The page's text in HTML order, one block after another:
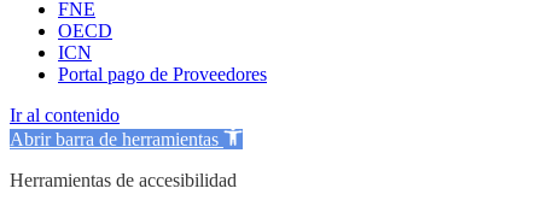
FNE
OECD
ICN
Portal pago de Proveedores
Ir al contenido
Abrir barra de herramientas
Herramientas de accesibilidad